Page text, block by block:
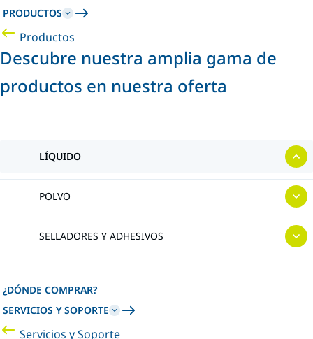
PRODUCTOS
Productos
Descubre nuestra amplia gama de
productos en nuestra oferta
LÍQUIDO
POLVO
SELLADORES Y ADHESIVOS
¿DÓNDE COMPRAR?
SERVICIOS Y SOPORTE
Servicios y Soporte